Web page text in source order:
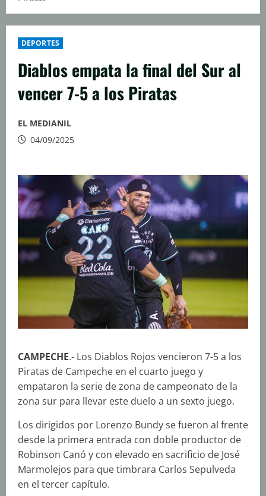
DEPORTES
Diablos empata la final del Sur al
vencer 7-5 a los Piratas
EL MEDIANIL
04/09/2025
CAMPECHE.- Los Diablos Rojos vencieron 7-5 a los
Piratas de Campeche en el cuarto juego y
empataron la serie de zona de campeonato de la
zona sur para llevar este duelo a un sexto juego.
Los dirigidos por Lorenzo Bundy se fueron al frente
desde la primera entrada con doble productor de
Robinson Canó y con elevado en sacrificio de José
Marmolejos para que timbrara Carlos Sepulveda
en el tercer capítulo.